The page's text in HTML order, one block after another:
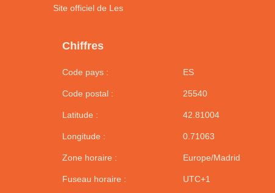
Site officiel de Les
Chiffres
Code pays : ES
Code postal : 25540
Latitude : 42.81004
Longitude : 0.71063
Zone horaire : Europe/Madrid
Fuseau horaire : UTC+1